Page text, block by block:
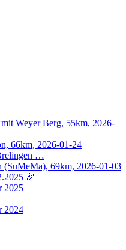
Weyer Berg, 55km, 2026-
66km, 2026-01-24
…
(SuMeMa), 69km, 2026-01-03
🎉
2025
2024